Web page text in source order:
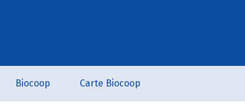
Biocoop Carte Biocoop